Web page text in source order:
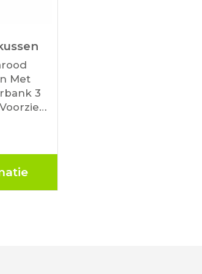
Met
3
3,5